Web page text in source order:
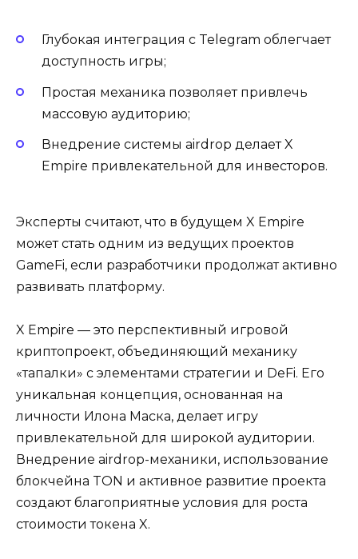
Глубокая интеграция с Telegram облегчает
доступность игры;
Простая механика позволяет привлечь
массовую аудиторию;
Внедрение системы airdrop делает X
Empire привлекательной для инвесторов.
Эксперты считают, что в будущем X Empire
может стать одним из ведущих проектов
GameFi, если разработчики продолжат активно
развивать платформу.
X Empire — это перспективный игровой
криптопроект, объединяющий механику
«тапалки» с элементами стратегии и DeFi. Его
уникальная концепция, основанная на
личности Илона Маска, делает игру
привлекательной для широкой аудитории.
Внедрение airdrop-механики, использование
блокчейна TON и активное развитие проекта
создают благоприятные условия для роста
стоимости токена X.